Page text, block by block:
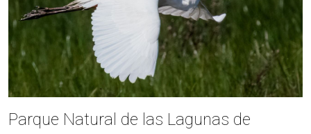
Parque Natural de las Lagunas de